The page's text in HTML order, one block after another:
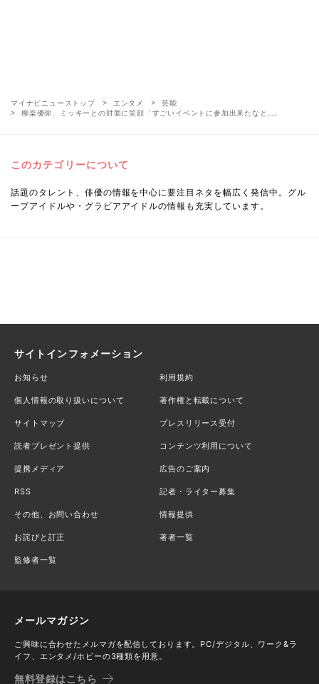
マイナビニューストップ エンタメ
芸能
柳楽優弥、ミッキーとの対面に笑顔「すごいイベントに参加出来たなと…」
このカテゴリーについて
話題のタレント、俳優の情報を中心に要注目ネタを幅広く発信中。グル
ープアイドルや・グラビアアイドルの情報も充実しています。
サイトインフォメーション
お知らせ 利用規約
個人情報の取り扱いについて 著作権と転載について
サイトマップ プレスリリース受付
読者プレゼント提供 コンテンツ利用について
提携メディア 広告のご案内
RSS 記者・ライター募集
その他、お問い合わせ 情報提供
お詫びと訂正 著者一覧
監修者一覧
メールマガジン
ご興味に合わせたメルマガを配信しております。PC/デジタル、ワーク&ラ
イフ、エンタメ/ホビーの3種類を用意。
無料登録はこちら